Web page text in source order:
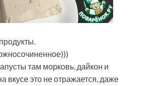
там морковь, дайкон и
вкусе это не отражается, даже